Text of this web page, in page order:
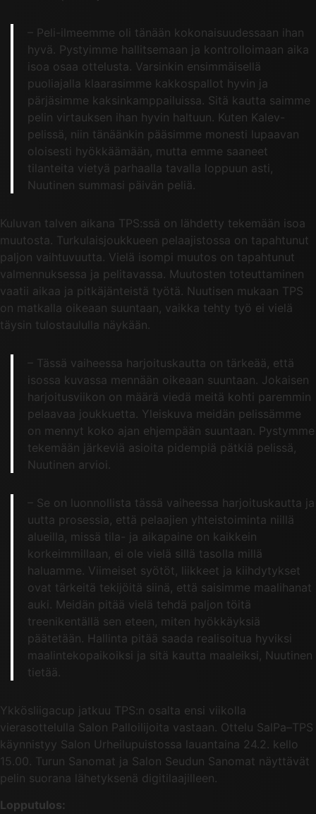
– Peli-ilmeemme oli tänään kokonaisuudessaan ihan
hyvä. Pystyimme hallitsemaan ja kontrolloimaan aika
isoa osaa ottelusta. Varsinkin ensimmäisellä
puoliajalla klaarasimme kakkospallot hyvin ja
pärjäsimme kaksinkamppailuissa. Sitä kautta saimme
pelin virtauksen ihan hyvin haltuun. Kuten Kalev-
pelissä, niin tänäänkin pääsimme monesti lupaavan
oloisesti hyökkäämään, mutta emme saaneet
tilanteita vietyä parhaalla tavalla loppuun asti,
Nuutinen summasi päivän peliä.
Kuluvan talven aikana TPS:ssä on lähdetty tekemään isoa
muutosta. Turkulaisjoukkueen pelaajistossa on tapahtunut
paljon vaihtuvuutta. Vielä isompi muutos on tapahtunut
valmennuksessa ja pelitavassa. Muutosten toteuttaminen
vaatii aikaa ja pitkäjänteistä työtä. Nuutisen mukaan TPS
on matkalla oikeaan suuntaan, vaikka tehty työ ei vielä
täysin tulostaululla näykään.
– Tässä vaiheessa harjoituskautta on tärkeää, että
isossa kuvassa mennään oikeaan suuntaan. Jokaisen
harjoitusviikon on määrä viedä meitä kohti paremmin
pelaavaa joukkuetta. Yleiskuva meidän pelissämme
on mennyt koko ajan ehjempään suuntaan. Pystymme
tekemään järkeviä asioita pidempiä pätkiä pelissä,
Nuutinen arvioi.
– Se on luonnollista tässä vaiheessa harjoituskautta ja
uutta prosessia, että pelaajien yhteistoiminta niillä
alueilla, missä tila- ja aikapaine on kaikkein
korkeimmillaan, ei ole vielä sillä tasolla millä
haluamme. Viimeiset syötöt, liikkeet ja kiihdytykset
ovat tärkeitä tekijöitä siinä, että saisimme maalihanat
auki. Meidän pitää vielä tehdä paljon töitä
treenikentällä sen eteen, miten hyökkäyksiä
päätetään. Hallinta pitää saada realisoitua hyviksi
maalintekopaikoiksi ja sitä kautta maaleiksi, Nuutinen
tietää.
Ykkösliigacup jatkuu TPS:n osalta ensi viikolla
vierasottelulla Salon Palloilijoita vastaan. Ottelu SalPa–TPS
käynnistyy Salon Urheilupuistossa lauantaina 24.2. kello
15.00. Turun Sanomat ja Salon Seudun Sanomat näyttävät
pelin suorana lähetyksenä digitilaajilleen.
Lopputulos: